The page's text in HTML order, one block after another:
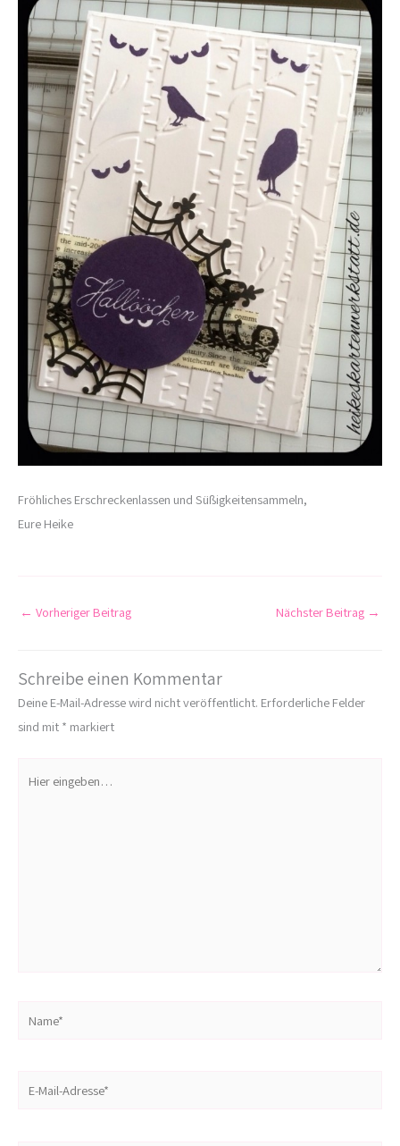
Fröhliches Erschreckenlassen und Süßigkeitensammeln,
Eure Heike
← Vorheriger Beitrag Nächster Beitrag →
Schreibe einen Kommentar
Deine E-Mail-Adresse wird nicht veröffentlicht. Erforderliche Felder
sind mit * markiert
eingeben…